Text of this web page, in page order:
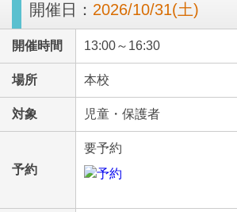
開催日： 2026/10/31(土)
開催時間 13:00～16:30
場所 本校
対象 児童・保護者
予約
要予約